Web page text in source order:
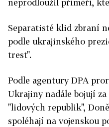
neprodloužil příměří,
Separatisté klid zbraní
podle ukrajinského
trest".
Podle agentury DPA
Ukrajiny nadále bojují za
"lidových republik",
spoléhají na vojenskou